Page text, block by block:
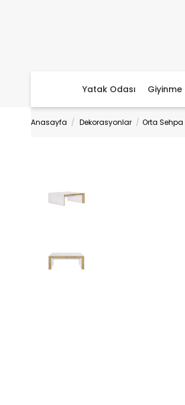
Yatak Odası Giyinme
Anasayfa Dekorasyonlar Orta Sehpa